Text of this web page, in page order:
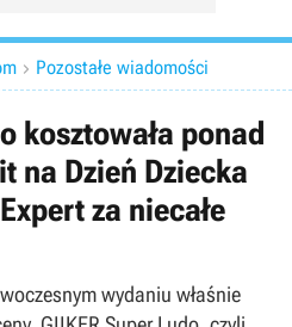
 Pozostałe wiadomości
kosztowała ponad
na Dzień Dziecka
za niecałe
wydaniu właśnie